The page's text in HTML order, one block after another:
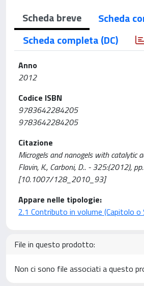
Scheda breve
Scheda
Scheda completa (DC)
Anno
2012
Codice ISBN
9783642284205
9783642284205
Citazione
Microgels and nanogels with catalytic
Flavin, K., Carboni, D.. - 325:(2012),
[10.1007/128_2010_93]
Appare nelle tipologie:
2.1 Contributo in volume (Capitolo o
File in questo prodotto:
Non ci sono file associati a questo